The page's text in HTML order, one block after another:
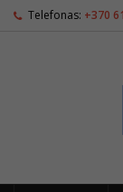
Telefonas: +370